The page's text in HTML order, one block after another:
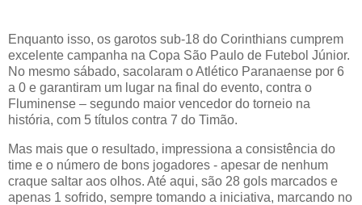
Enquanto isso, os garotos sub-18 do Corinthians cumprem
excelente campanha na Copa São Paulo de Futebol Júnior.
No mesmo sábado, sacolaram o Atlético Paranaense por 6
a 0 e garantiram um lugar na final do evento, contra o
Fluminense – segundo maior vencedor do torneio na
história, com 5 títulos contra 7 do Timão.
Mas mais que o resultado, impressiona a consistência do
time e o número de bons jogadores - apesar de nenhum
craque saltar aos olhos. Até aqui, são 28 gols marcados e
apenas 1 sofrido, sempre tomando a iniciativa, marcando no